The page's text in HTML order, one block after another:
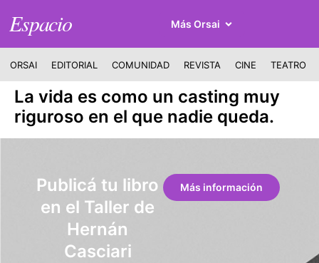
Espacio Más Orsai
ORSAI EDITORIAL COMUNIDAD REVISTA CINE TEATRO
La vida es como un casting muy
riguroso en el que nadie queda.
Publicá tu libro
en el Taller de
Hernán
Casciari
Más información